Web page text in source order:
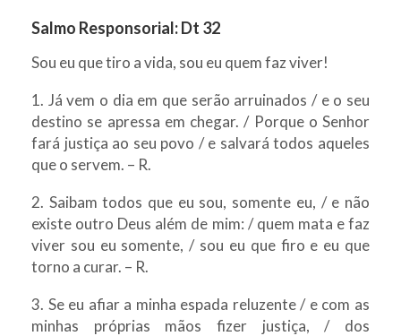
Salmo Responsorial: Dt 32
Sou eu que tiro a vida, sou eu quem faz viver!
1. Já vem o dia em que serão arruinados / e o seu
destino se apressa em chegar. / Porque o Senhor
fará justiça ao seu povo / e salvará todos aqueles
que o servem. – R.
2. Saibam todos que eu sou, somente eu, / e não
existe outro Deus além de mim: / quem mata e faz
viver sou eu somente, / sou eu que firo e eu que
torno a curar. – R.
3. Se eu afiar a minha espada reluzente / e com as
minhas próprias mãos fizer justiça, / dos